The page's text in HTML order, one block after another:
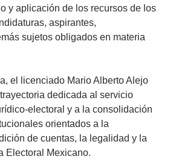
y aplicación de los recursos de los
aspirantes,
sujetos obligados en materia
el licenciado Mario Alberto Alejo
dedicada al servicio
electoral y a la consolidación
orientados a la
de cuentas, la legalidad y la
Electoral Mexicano.